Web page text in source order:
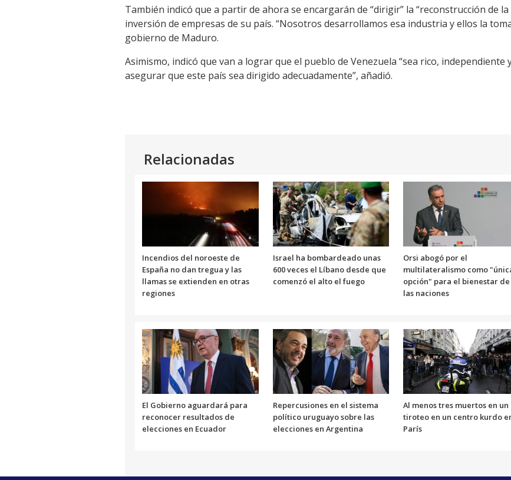
También indicó que a partir de ahora se encargarán de “dirigir” la “reconstrucción de
inversión de empresas de su país. “Nosotros desarrollamos esa industria y ellos la
gobierno de Maduro.
Asimismo, indicó que van a lograr que el pueblo de Venezuela “sea rico, independiente
asegurar que este país sea dirigido adecuadamente”, añadió.
Relacionadas
Incendios del noroeste de
España no dan tregua y las
llamas se extienden en otras
regiones
Israel ha bombardeado unas
600 veces el Líbano desde que
comenzó el alto el fuego
Orsi abogó por el
multilateralismo como
opción" para el bienestar de
las naciones
El Gobierno aguardará para
reconocer resultados de
elecciones en Ecuador
Repercusiones en el sistema
político uruguayo sobre las
elecciones en Argentina
Al menos tres muertos en un
tiroteo en un centro kurdo
París